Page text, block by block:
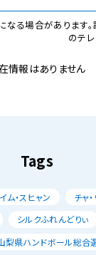
る場合があります。
のテ
情報はありません
Tags
イム・スヒャン チャ
シルクふれんどりぃ
梨県ハンドボール総合